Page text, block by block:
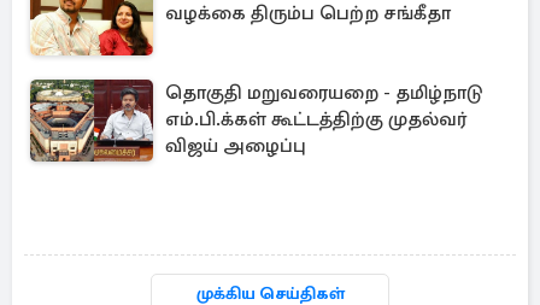
வழக்கை திரும்ப பெற்ற சங்கீதா
தொகுதி மறுவரையறை - தமிழ்நாடு
எம்.பி.க்கள் கூட்டத்திற்கு முதல்வர்
விஜய் அழைப்பு
முக்கிய செய்திகள்